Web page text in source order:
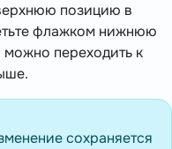
позицию в
флажком нижнюю
переходить к
сохраняется